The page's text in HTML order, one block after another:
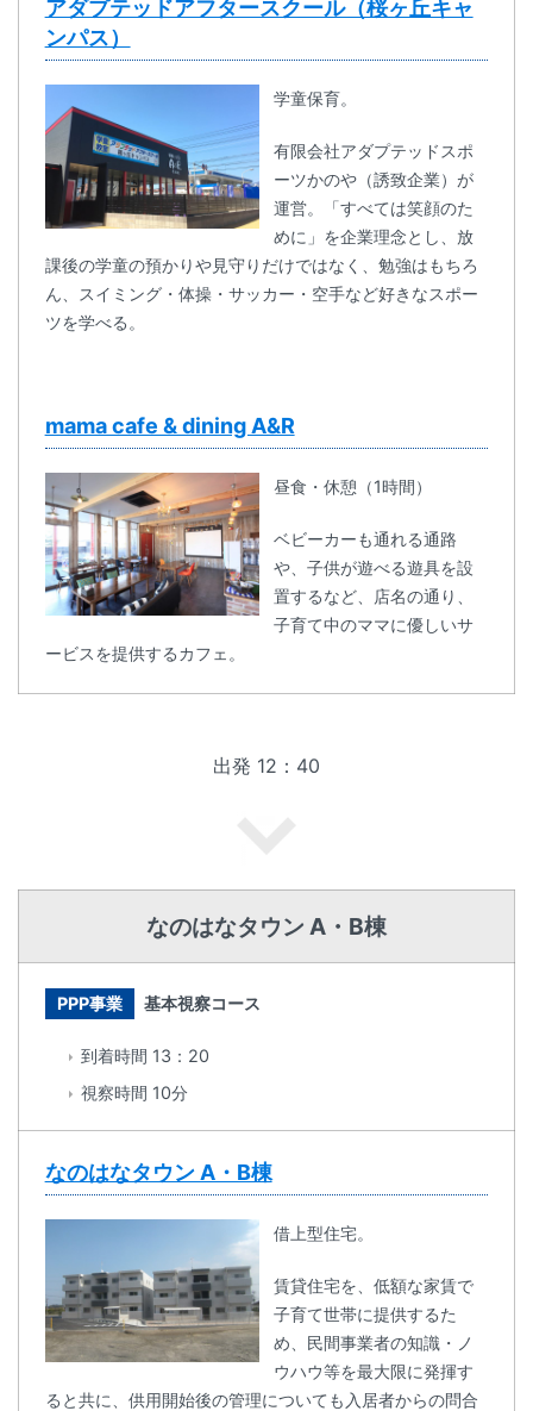
アダプテッドアフタースクール（桜ヶ丘キャ
ンパス）
学童保育。
有限会社アダプテッドスポ
ーツかのや（誘致企業）が
運営。「すべては笑顔のた
めに」を企業理念とし、放
課後の学童の預かりや見守りだけではなく、勉強はもちろ
ん、スイミング・体操・サッカー・空手など好きなスポー
ツを学べる。
mama cafe & dining A&R
昼食・休憩（1時間）
ベビーカーも通れる通路
や、子供が遊べる遊具を設
置するなど、店名の通り、
子育て中のママに優しいサ
ービスを提供するカフェ。
出発 12：40
なのはなタウン A・B棟
PPP事業 基本視察コース
到着時間 13：20
視察時間 10分
なのはなタウン A・B棟
借上型住宅。
賃貸住宅を、低額な家賃で
子育て世帯に提供するた
め、民間事業者の知識・ノ
ウハウ等を最大限に発揮す
ると共に、供用開始後の管理についても入居者からの問合